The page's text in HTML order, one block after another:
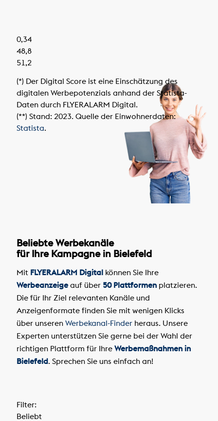
0,34
48,8
51,2
(*) Der Digital Score ist eine Einschätzung des
digitalen Werbepotenzials anhand der Statista-
Daten durch FLYERALARM Digital.
(**) Stand: 2023. Quelle der Einwohnerdaten:
Statista.
Beliebte Werbekanäle
für Ihre Kampagne in Bielefeld
Mit FLYERALARM Digitalkönnen Sie Ihre
Werbeanzeigeauf über 50 Plattformenplatzieren.
Die für Ihr Ziel relevanten Kanäle und
Anzeigenformate finden Sie mit wenigen Klicks
über unseren Werbekanal-Finderheraus. Unsere
Experten unterstützen Sie gerne bei der Wahl der
richtigen Plattform für Ihre Werbemaßnahmen in
Bielefeld. Sprechen Sie uns einfach an!
Filter:
Beliebt